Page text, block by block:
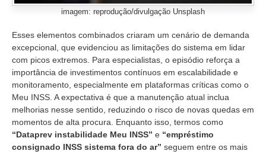
imagem: reprodução/divulgação Unsplash
Esses elementos combinados criaram um cenário de demanda
excepcional, que evidenciou as limitações do sistema em lidar
com picos extremos. Para especialistas, o episódio reforça a
importância de investimentos contínuos em escalabilidade e
monitoramento, especialmente em plataformas críticas como o
Meu INSS. A expectativa é que a manutenção atual inclua
melhorias nesse sentido, reduzindo o risco de novas quedas em
momentos de alta procura. Enquanto isso, termos como
“Dataprev instabilidade Meu INSS” e “empréstimo
consignado INSS sistema fora do ar” seguem entre os mais